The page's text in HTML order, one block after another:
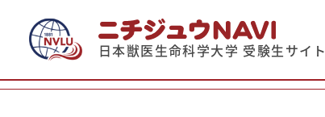
日本獣医生命科学大学 受験生サイト